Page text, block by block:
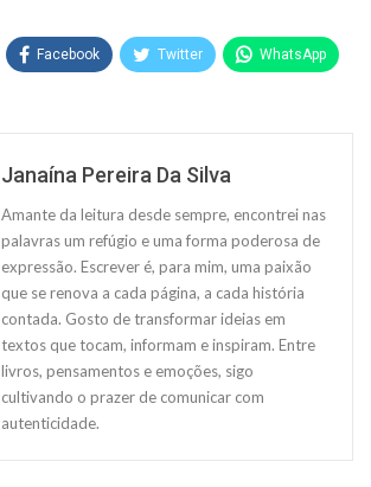
Facebook Twitter WhatsApp
Janaína Pereira Da Silva
Amante da leitura desde sempre, encontrei nas
palavras um refúgio e uma forma poderosa de
expressão. Escrever é, para mim, uma paixão
que se renova a cada página, a cada história
contada. Gosto de transformar ideias em
textos que tocam, informam e inspiram. Entre
livros, pensamentos e emoções, sigo
cultivando o prazer de comunicar com
autenticidade.